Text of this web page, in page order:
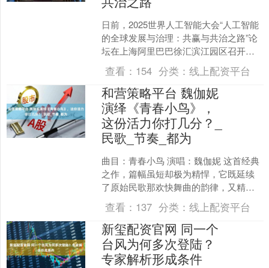
日前，2025世界人工智能大会“人工智能
的全球发展与治理：共赢与共治之路”论
坛在上海阿里巴巴徐汇滨江园区召开。
本次论坛聚焦人工智能全球治理框架协
同建设，倡导以“....
查看： 154 分类： 线上配资平台
和营策略平台 魏伽妮
演绎《青春小鸟》，
这份活力你打几分？_
民歌_节奏_都为
曲目：青春小鸟 演唱：魏伽妮 这首经典
之作，篇幅虽短却极为精悍，它既延续
了原始民歌那欢快舞曲的韵律，又精妙
地将调式与节奏的变化融入其中，魏伽
妮的精彩演绎，宛如林....
查看： 137 分类： 线上配资平台
新玺配资官网 同一个
台风为何多次登陆？
专家解析形成条件